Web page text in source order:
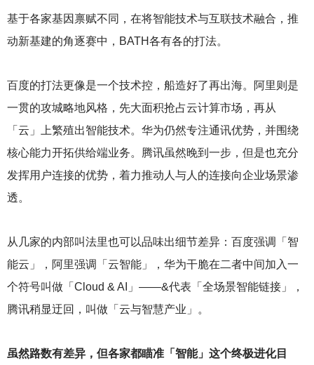
基于各家基因禀赋不同，在将智能技术与互联技术融合，推
动新基建的角逐赛中，BATH各有各的打法。
百度的打法更像是一个技术控，船造好了再出海。阿里则是
一贯的攻城略地风格，先大面积抢占云计算市场，再从
「云」上繁殖出智能技术。华为仍然专注通讯优势，并围绕
核心能力开拓供给端业务。腾讯虽然晚到一步，但是也充分
发挥用户连接的优势，着力推动人与人的连接向企业场景渗
透。
从几家的内部叫法里也可以品味出细节差异：百度强调「智
能云」，阿里强调「云智能」，华为干脆在二者中间加入一
个符号叫做「Cloud & AI」——&代表「全场景智能链接」，
腾讯稍显迂回，叫做「云与智慧产业」。
虽然路数有差异，但各家都瞄准「智能」这个终极进化目